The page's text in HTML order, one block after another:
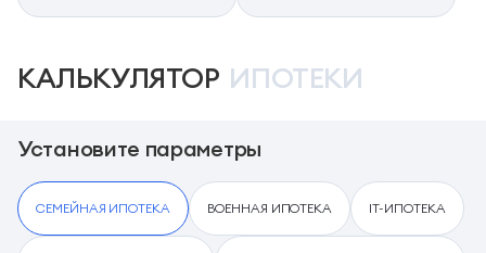
КАЛЬКУЛЯТОР ИПОТЕКИ
Установите параметры
СЕМЕЙНАЯ ИПОТЕКА ВОЕННАЯ ИПОТЕКА IT-ИПОТЕКА